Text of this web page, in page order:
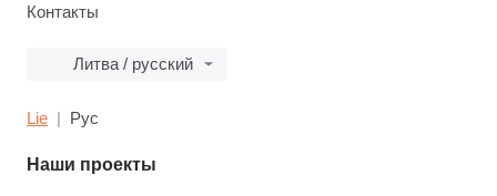
Контакты
Литва / русский
Lie Рус
Наши проекты